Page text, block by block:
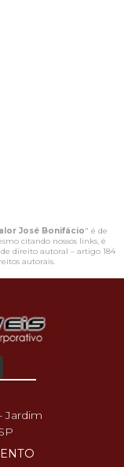
José Bonifácio" é de
citando nossos links, é
direito autoral – artigo 184
autorais.
Jardim